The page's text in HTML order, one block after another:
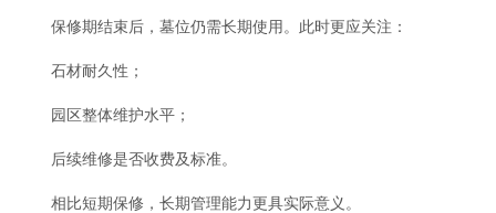
保修期结束后，墓位仍需长期使用。此时更应关注：
石材耐久性；
园区整体维护水平；
后续维修是否收费及标准。
相比短期保修，长期管理能力更具实际意义。